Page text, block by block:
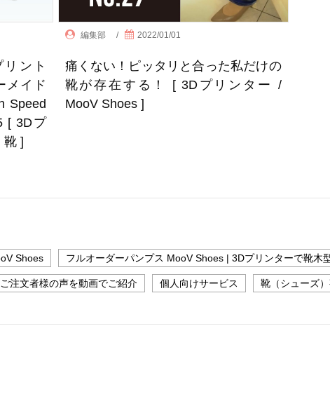
ント
メイド
Speed
[ 3Dプ
靴 ]
編集部 / 2022/01/01
痛くない！ピッタリと合った私だけの
靴が存在する！ [ 3Dプリンター /
MooV Shoes ]
Shoes フルオーダーパンプス MooV Shoes | 3Dプリンターで靴木
注文者様の声を動画でご紹介 個人向けサービス 靴（シューズ